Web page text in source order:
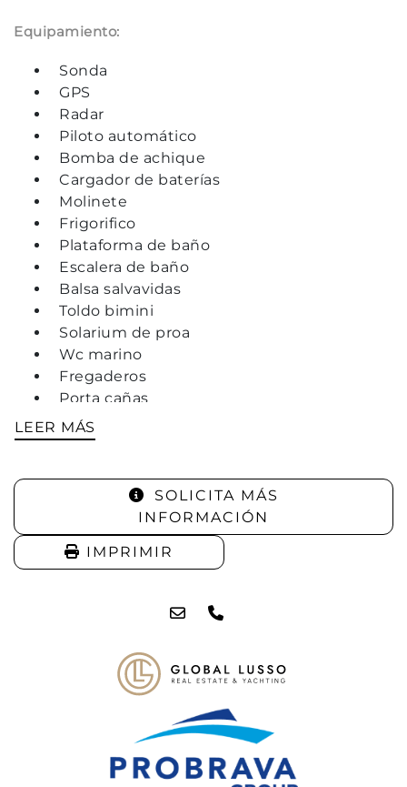
Equipamiento:
Sonda
GPS
Radar
Piloto automático
Bomba de achique
Cargador de baterías
Molinete
Frigorifico
Plataforma de baño
Escalera de baño
Balsa salvavidas
Toldo bimini
Solarium de proa
Wc marino
Fregaderos
Porta cañas
LEER MÁS
SOLICITA MÁS
INFORMACIÓN
IMPRIMIR